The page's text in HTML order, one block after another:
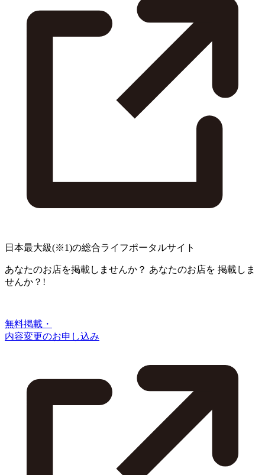
日本最大級(※1)の総合ライフポータルサイト
あなたのお店を掲載しませんか？ あなたのお店を 掲載しま
せんか？!
無料掲載・
内容変更のお申し込み